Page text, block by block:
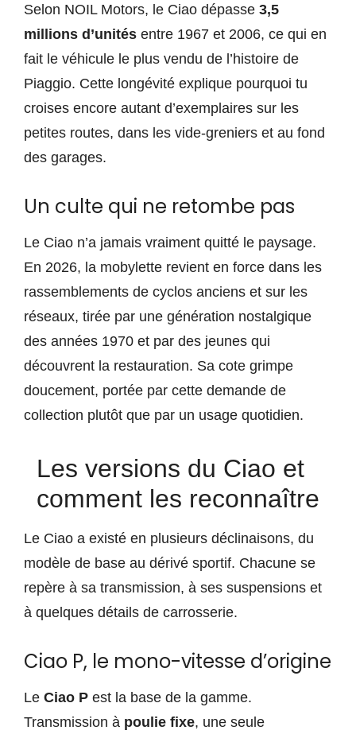
Selon NOIL Motors, le Ciao dépasse 3,5
millions d’unités entre 1967 et 2006, ce qui en
fait le véhicule le plus vendu de l’histoire de
Piaggio. Cette longévité explique pourquoi tu
croises encore autant d’exemplaires sur les
petites routes, dans les vide-greniers et au fond
des garages.
Un culte qui ne retombe pas
Le Ciao n’a jamais vraiment quitté le paysage.
En 2026, la mobylette revient en force dans les
rassemblements de cyclos anciens et sur les
réseaux, tirée par une génération nostalgique
des années 1970 et par des jeunes qui
découvrent la restauration. Sa cote grimpe
doucement, portée par cette demande de
collection plutôt que par un usage quotidien.
Les versions du Ciao et
comment les reconnaître
Le Ciao a existé en plusieurs déclinaisons, du
modèle de base au dérivé sportif. Chacune se
repère à sa transmission, à ses suspensions et
à quelques détails de carrosserie.
Ciao P, le mono-vitesse d’origine
Le Ciao P est la base de la gamme.
Transmission à poulie fixe, une seule